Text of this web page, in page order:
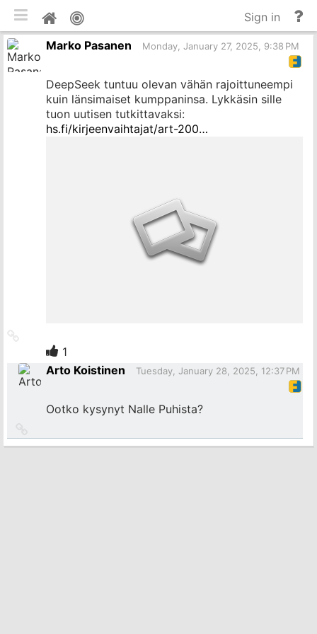
Home
Sign in
Marko Pasanen
Monday, January 27, 2025, 9:38 PM
DeepSeek tuntuu olevan vähän rajoittuneempi
kuin länsimaiset kumppaninsa. Lykkäsin sille
tuon uutisen tutkittavaksi:
hs.fi/kirjeenvaihtajat/art-200…
source
1
Arto Koistinen
Tuesday, January 28, 2025, 12:37 PM
Ootko kysynyt Nalle Puhista?
to
Toggle mobile